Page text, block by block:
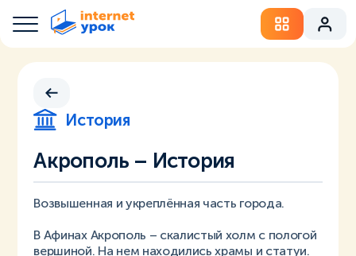
История
Акрополь – История
Возвышенная и укреплённая часть города.
В Афинах Акрополь – скалистый холм с пологой
вершиной. На нем находились храмы и статуи.